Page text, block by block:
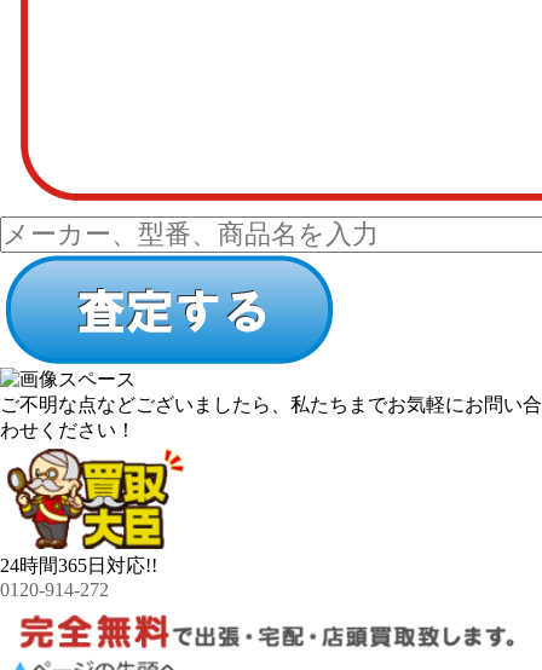
ご不明な点などございましたら、私たちまでお気軽にお問い合
わせください！
24時間365日対応!!
0120-914-272